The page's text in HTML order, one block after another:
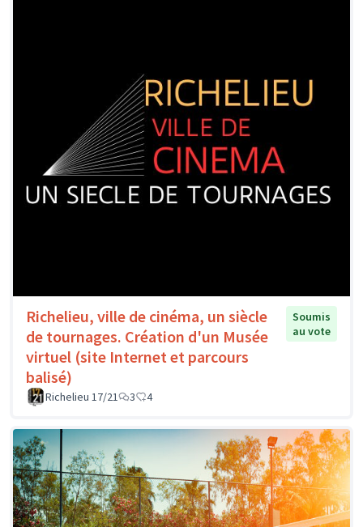
Richelieu, ville de cinéma, un siècle
de tournages. Création d'un Musée
virtuel (site Internet et parcours
balisé)
Soumis
au vote
Richelieu 17/21 3 4